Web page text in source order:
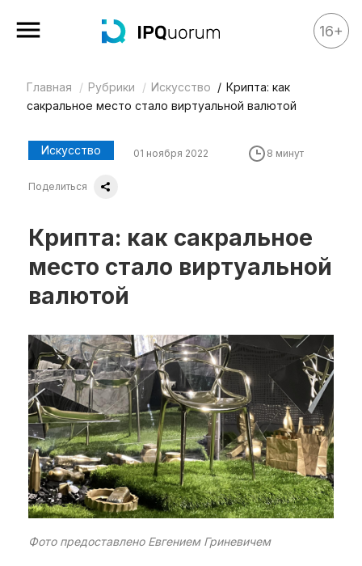
Все материалы
Аналитика
Legal review
IPQ.365
IP Stories
Квиз
Календарь
Рубрики
Интеллектуальная собственность
и креативные индустрии
Кино и театр
Искусство
Реклама и маркетинг
16+
Главная Рубрики Искусство
Крипта: как
сакральное место стало виртуальной валютой
Искусство 01 ноября 2022 8 минут
Поделиться
Крипта: как сакральное
место стало виртуальной
валютой
Фото предоставлено Евгением Гриневичем